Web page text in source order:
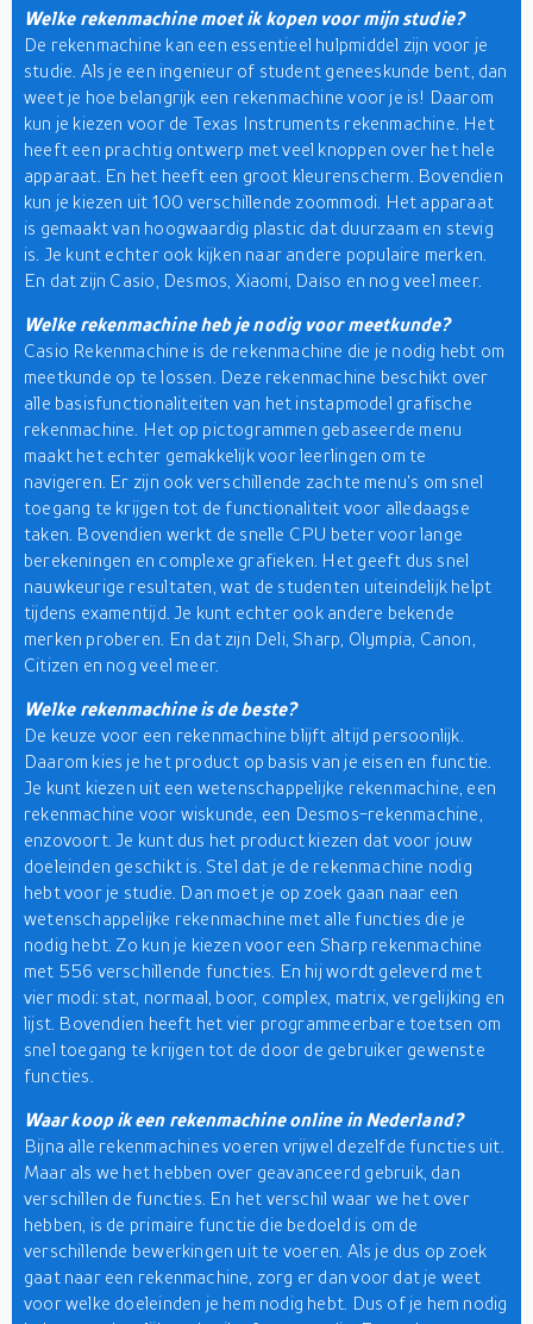
Welke rekenmachine moet ik kopen voor mijn studie?
De rekenmachine kan een essentieel hulpmiddel zijn voor je
studie. Als je een ingenieur of student geneeskunde bent, dan
weet je hoe belangrijk een rekenmachine voor je is! Daarom
kun je kiezen voor de Texas Instruments rekenmachine. Het
heeft een prachtig ontwerp met veel knoppen over het hele
apparaat. En het heeft een groot kleurenscherm. Bovendien
kun je kiezen uit 100 verschillende zoommodi. Het apparaat
is gemaakt van hoogwaardig plastic dat duurzaam en stevig
is. Je kunt echter ook kijken naar andere populaire merken.
En dat zijn Casio, Desmos, Xiaomi, Daiso en nog veel meer.
Welke rekenmachine heb je nodig voor meetkunde?
Casio Rekenmachine is de rekenmachine die je nodig hebt om
meetkunde op te lossen. Deze rekenmachine beschikt over
alle basisfunctionaliteiten van het instapmodel grafische
rekenmachine. Het op pictogrammen gebaseerde menu
maakt het echter gemakkelijk voor leerlingen om te
navigeren. Er zijn ook verschillende zachte menu's om snel
toegang te krijgen tot de functionaliteit voor alledaagse
taken. Bovendien werkt de snelle CPU beter voor lange
berekeningen en complexe grafieken. Het geeft dus snel
nauwkeurige resultaten, wat de studenten uiteindelijk helpt
tijdens examentijd. Je kunt echter ook andere bekende
merken proberen. En dat zijn Deli, Sharp, Olympia, Canon,
Citizen en nog veel meer.
Welke rekenmachine is de beste?
De keuze voor een rekenmachine blijft altijd persoonlijk.
Daarom kies je het product op basis van je eisen en functie.
Je kunt kiezen uit een wetenschappelijke rekenmachine, een
rekenmachine voor wiskunde, een Desmos-rekenmachine,
enzovoort. Je kunt dus het product kiezen dat voor jouw
doeleinden geschikt is. Stel dat je de rekenmachine nodig
hebt voor je studie. Dan moet je op zoek gaan naar een
wetenschappelijke rekenmachine met alle functies die je
nodig hebt. Zo kun je kiezen voor een Sharp rekenmachine
met 556 verschillende functies. En hij wordt geleverd met
vier modi: stat, normaal, boor, complex, matrix, vergelijking en
lijst. Bovendien heeft het vier programmeerbare toetsen om
snel toegang te krijgen tot de door de gebruiker gewenste
functies.
Waar koop ik een rekenmachine online in Nederland?
Bijna alle rekenmachines voeren vrijwel dezelfde functies uit.
Maar als we het hebben over geavanceerd gebruik, dan
verschillen de functies. En het verschil waar we het over
hebben, is de primaire functie die bedoeld is om de
verschillende bewerkingen uit te voeren. Als je dus op zoek
gaat naar een rekenmachine, zorg er dan voor dat je weet
voor welke doeleinden je hem nodig hebt. Dus of je hem nodig